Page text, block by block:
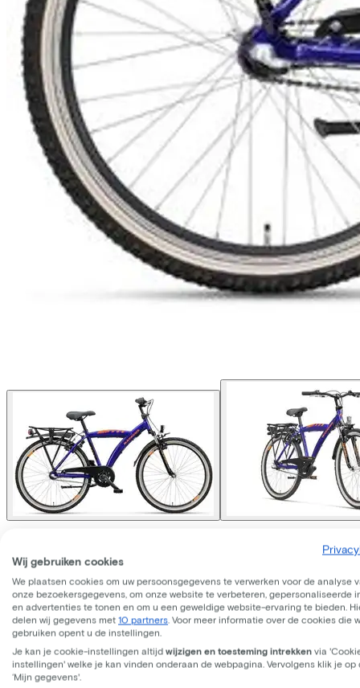
Batavus Snake 26
Prijs €569,00
Bespaar €449,95 t.o.v. koop.
Lees meer over zakelijk leasen.
Beschikbare kleuren
Frame model
Wij gebruiken cookies
We plaatsen cookies om uw persoonsgegevens te verwerken voor de analyse
onze bezoekersgegevens, om onze website te verbeteren, gepersonaliseerde
en advertenties te tonen en om u een geweldige website-ervaring te bieden.
delen wij gegevens met 10 partners . Voor meer informatie over de cookies die
gebruiken opent u de instellingen.
Je kan je cookie-instellingen altijd wijzigen en toesteming intrekken via
instellingen' welke je kan vinden onderaan de webpagina. Vervolgens klik je op
‘Mijn gegevens'.